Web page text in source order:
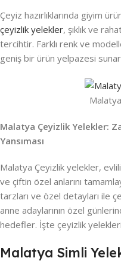
Çeyiz hazırlıklarında giyim
çeyizlik yelekler, şıklık ve
tercihtir. Farklı renk ve
geniş bir ürün yelpazesi
Malatya Çeyizlik Yelekler:
Yansıması
Malatya Çeyizlik yelekler,
ve çiftin özel anlarını
tarzları ve özel detayları ile
anne adaylarının özel
hedefler. İşte çeyizlik
Malatya Simli